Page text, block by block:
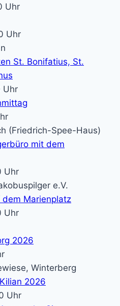
Uhr
Uhr
St. Bonifatius, St.
Uhr
(Friedrich-Spee-Haus)
mit dem
Uhr
e.V.
Marienplatz
Uhr
2026
Winterberg
2026
Uhr